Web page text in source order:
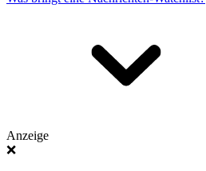
Anzeige
❌